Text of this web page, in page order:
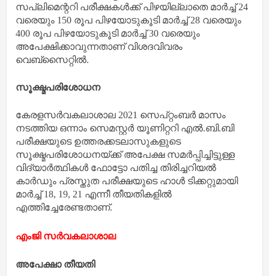
സപ്ലിമെന്ററി പരീക്ഷകള്‍ക്ക് പിഴയില്ലാതെ മാര്‍ച്ച് 24
വരെയും 150 രൂപ പിഴയോടുകൂടി മാര്‍ച്ച് 28 വരെയും
400 രൂപ പിഴയോടുകൂടി മാര്‍ച്ച് 30 വരെയും
അപേക്ഷിക്കാവുന്നതാണ് വിശദവിവരം
വെബ്‌സൈറ്റില്‍.
സൂക്ഷ്മപരിശോധന
കേരളസര്‍വകലാശാല 2021 സെപ്റ്റംബര്‍ മാസം
നടത്തിയ ഒന്നാം സെമസ്റ്റര്‍ യൂണിറ്ററി എല്‍.ബി.ബി
പരീക്ഷയുടെ ഉത്തരക്കടലാസുകളുടെ
സൂക്ഷ്മപരിശോധനയ്ക്ക് അപേക്ഷ സമര്‍പ്പിച്ചിട്ടുള്ള
വിദ്യാര്‍ത്ഥികള്‍ ഫോട്ടോ പതിച്ച തിരിച്ചറിയല്‍
കാര്‍ഡും പ്രസ്തുത പരീക്ഷയുടെ ഹാള്‍ ടിക്കറ്റുമായി
മാര്‍ച്ച് 18, 19, 21 എന്നീ തീയതികളില്‍
എത്തിച്ചേരേണ്ടതാണ്.
എംജി സർവകലാശാല
അപേക്ഷാ തീയതി